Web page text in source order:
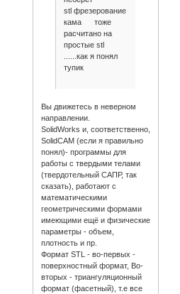
stl фрезерование
кама тоже
расчитано на
простые stl
......как я понял
тупик
Вы движетесь в неверном
направлении.
SolidWorks и, соответственно,
SolidCAM (если я правильно
понял)- программы для
работы с твердыми телами
(твердотельный САПР, так
сказать), работают с
математическими
геометрическими формами
имеющими ещё и физические
параметры - объем,
плотность и пр.
Формат STL - во-первых -
поверхностный формат, Во-
вторых - триангуляционный
формат (фасетный), т.е все